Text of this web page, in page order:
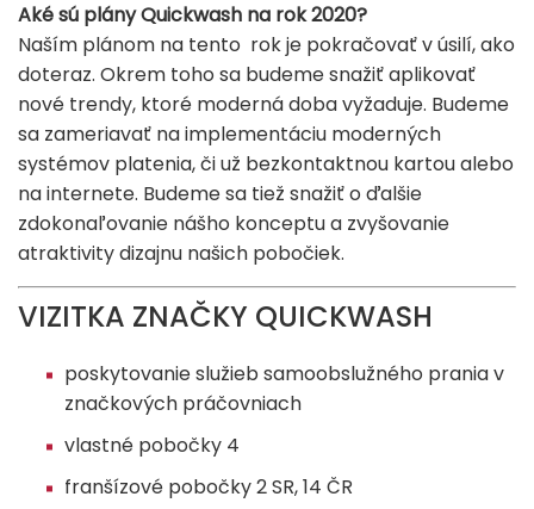
Aké sú plány Quickwash na rok 2020?
Naším plánom na tento rok je pokračovať v úsilí, ako
doteraz. Okrem toho sa budeme snažiť aplikovať
nové trendy, ktoré moderná doba vyžaduje. Budeme
sa zameriavať na implementáciu moderných
systémov platenia, či už bezkontaktnou kartou alebo
na internete. Budeme sa tiež snažiť o ďalšie
zdokonaľovanie nášho konceptu a zvyšovanie
atraktivity dizajnu našich pobočiek.
VIZITKA ZNAČKY QUICKWASH
poskytovanie služieb samoobslužného prania v
značkových práčovniach
vlastné pobočky 4
franšízové pobočky 2 SR, 14 ČR